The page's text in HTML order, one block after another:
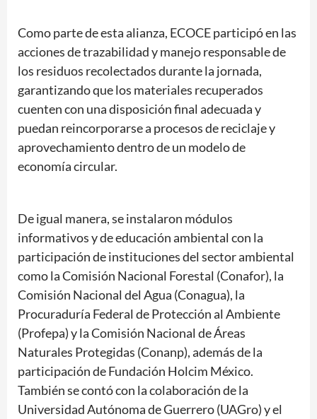
Como parte de esta alianza, ECOCE participó en las
acciones de trazabilidad y manejo responsable de
los residuos recolectados durante la jornada,
garantizando que los materiales recuperados
cuenten con una disposición final adecuada y
puedan reincorporarse a procesos de reciclaje y
aprovechamiento dentro de un modelo de
economía circular.
De igual manera, se instalaron módulos
informativos y de educación ambiental con la
participación de instituciones del sector ambiental
como la Comisión Nacional Forestal (Conafor), la
Comisión Nacional del Agua (Conagua), la
Procuraduría Federal de Protección al Ambiente
(Profepa) y la Comisión Nacional de Áreas
Naturales Protegidas (Conanp), además de la
participación de Fundación Holcim México.
También se contó con la colaboración de la
Universidad Autónoma de Guerrero (UAGro) y el